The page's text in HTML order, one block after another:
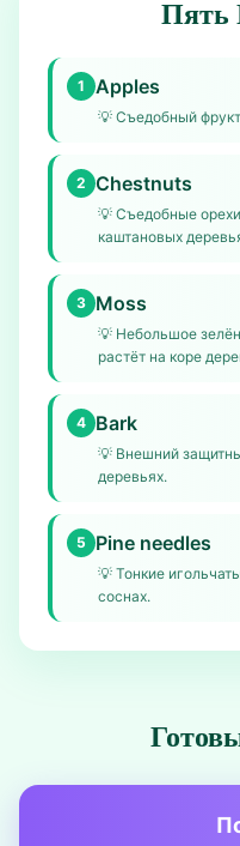
Пять
1 Apples
💡 Съедобный
2 Chestnuts
💡 Съедобные
каштановых
3 Moss
💡 Небольшое
растёт на коре
4 Bark
💡 Внешний
деревьях.
5 Pine needles
💡 Тонкие
соснах.